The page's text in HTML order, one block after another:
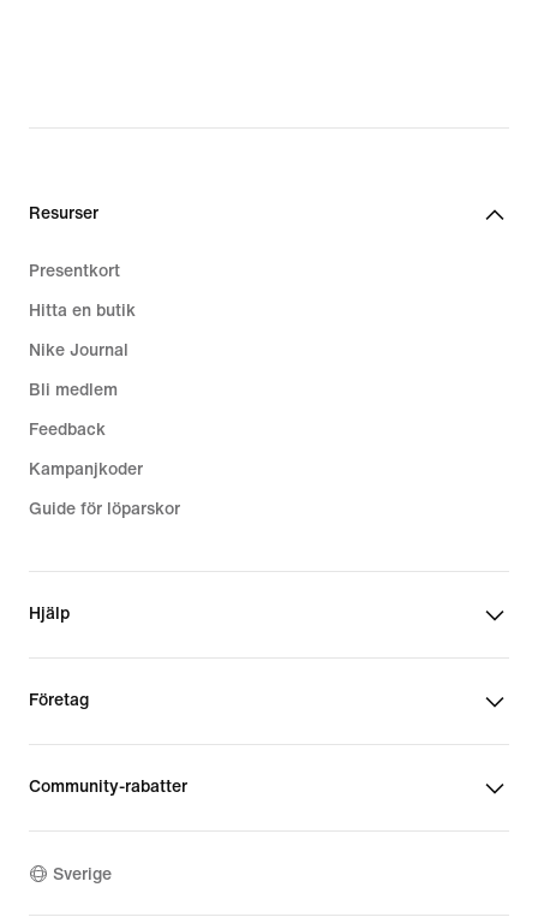
Resurser
Presentkort
Hitta en butik
Nike Journal
Bli medlem
Feedback
Kampanjkoder
Guide för löparskor
Hjälp
Företag
Community-rabatter
Sverige